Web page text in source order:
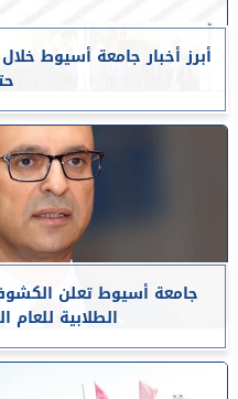
جامعة أسيوط تعلن الكشوف
الطلابية للعام